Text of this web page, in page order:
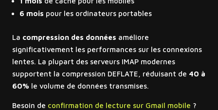
6 mois pour les ordinateurs portables
La compression des données améliore
significativement les performances sur les connexions
lentes. La plupart des serveurs IMAP modernes
supportent la compression DEFLATE, réduisant de 40 à
60% le volume de données transmises.
Besoin de confirmation de lecture sur Gmail mobile ?